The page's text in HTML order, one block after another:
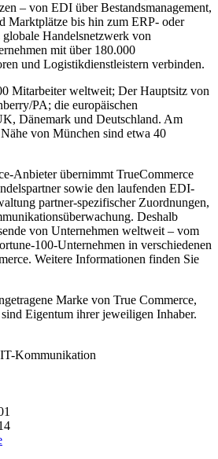
– von EDI über Bestandsmanagement,
Marktplätze bis hin zum ERP- oder
Handelsnetzwerk von
mit über 180.000
und Logistikdienstleistern verbinden.
Mitarbeiter weltweit; Der Hauptsitz von
PA; die europäischen
Dänemark und Deutschland. Am
von München sind etwa 40
Anbieter übernimmt TrueCommerce
sowie den laufenden EDI-
partner-spezifischer Zuordnungen,
Deshalb
von Unternehmen weltweit – vom
100-Unternehmen in verschiedenen
Weitere Informationen finden Sie
Marke von True Commerce,
Eigentum ihrer jeweiligen Inhaber.
Kommunikation